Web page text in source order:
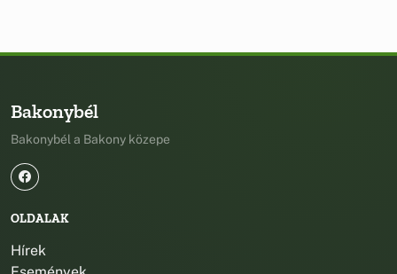
Bakonybél
Bakonybél a Bakony közepe
OLDALAK
Hírek